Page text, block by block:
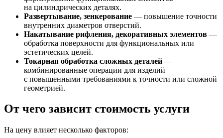
на цилиндрических деталях.
Развертывание, зенкерование — повышение точности
внутренних диаметров отверстий.
Накатывание рифления, декоративных элементов —
обработка поверхности для функциональных или
эстетических целей.
Токарная обработка сложных деталей —
комбинированные операции для изделий
с повышенными требованиями к точности или сложной
геометрией.
От чего зависит стоимость услуги
На цену влияет несколько факторов: